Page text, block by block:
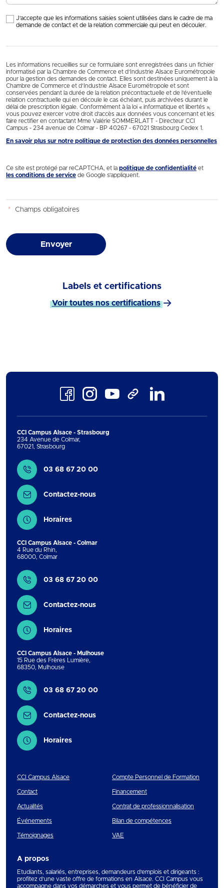
J'accepte que les informations saisies soient utilisées dans le cadre de ma
demande de contact et de la relation commerciale qui peut en découler.
Les informations recueillies sur ce formulaire sont enregistrées dans un fichier
informatisé par la Chambre de Commerce et d’Industrie Alsace Eurométropole
pour la gestion des demandes de contact. Elles sont destinées uniquement à la
Chambre de Commerce et d’Industrie Alsace Eurométropole et sont
conservées pendant la durée de la relation précontractuelle et de l’éventuelle
relation contractuelle qui en découle le cas échéant, puis archivées durant le
délai de prescription légale. Conformément à la loi « informatique et libertés »,
vous pouvez exercer votre droit d'accès aux données vous concernant et les
faire rectifier en contactant Mme Valérie SOMMERLATT - Directeur CCI
Campus - 234 avenue de Colmar - BP 40267 - 67021 Strasbourg Cedex 1.
En savoir plus sur notre politique de protection des données personnelles
Ce site est protégé par reCAPTCHA, et la politique de confidentialité et
les conditions de service de Google s’appliquent.
* Champs obligatoires
Envoyer
Labels et certifications
Voir toutes nos certifications
FacebookInstagramYoutube TikTok
CCI Campus Alsace - Strasbourg
234 Avenue de Colmar,
67021, Strasbourg
Contact
03 68 67 20 00
Contactez-nous
Horaires
CCI Campus Alsace - Colmar
4 Rue du Rhin,
68000, Colmar
Contact
03 68 67 20 00
Contactez-nous
Horaires
CCI Campus Alsace - Mulhouse
15 Rue des Frères Lumière,
68350, Mulhouse
Contact
03 68 67 20 00
Contactez-nous
Horaires
CCI Campus Alsace
Contact
Actualités
Événements
Témoignages
Compte Personnel de Formation
Financement
Contrat de professionnalisation
Bilan de compétences
VAE
A propos
Etudiants, salariés, entreprises, demandeurs d’emplois et dirigeants :
profitez d’une vaste offre de formations en Alsace. CCI Campus vous
accompagne dans vos démarches et vous permet de bénéficier de